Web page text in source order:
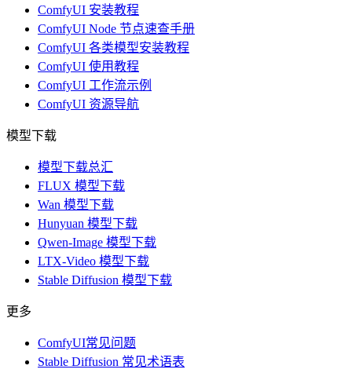
ComfyUI 安装教程
ComfyUI Node 节点速查手册
ComfyUI 各类模型安装教程
ComfyUI 使用教程
ComfyUI 工作流示例
ComfyUI 资源导航
模型下载
模型下载总汇
FLUX 模型下载
Wan 模型下载
Hunyuan 模型下载
Qwen-Image 模型下载
LTX-Video 模型下载
Stable Diffusion 模型下载
更多
ComfyUI常见问题
Stable Diffusion 常见术语表